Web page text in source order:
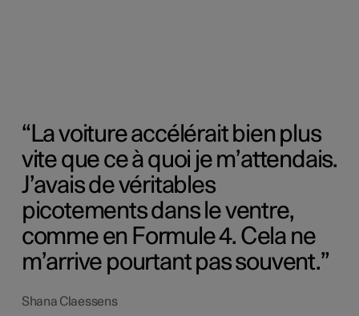
La voiture accélérait bien plus
vite que ce à quoi je m’attendais.
J’avais de véritables
picotements dans le ventre,
comme en Formule 4. Cela ne
m’arrive pourtant pas souvent.
Shana Claessens